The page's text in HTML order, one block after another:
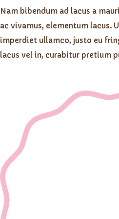
Nam bibendum ad lacus a
ac vivamus, elementum lacus.
imperdiet ullamco, justo eu
lacus vel in, curabitur pretium